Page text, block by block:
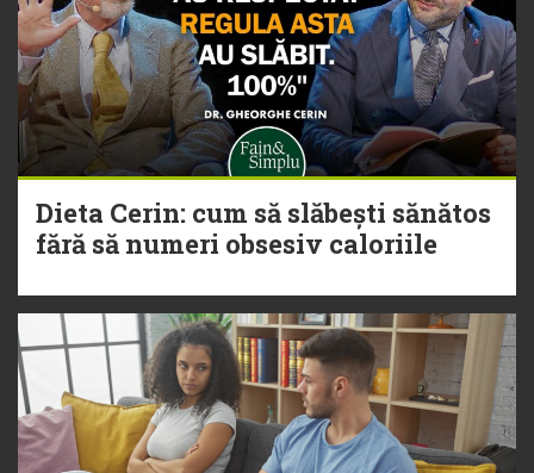
Dieta Cerin: cum să slăbești sănătos
fără să numeri obsesiv caloriile